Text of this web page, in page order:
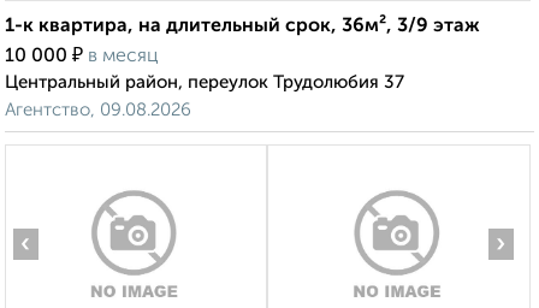
1-к квартира, на длительный срок, 36м², 3/9 этаж
10 000 ₽ в месяц
Центральный район, переулок Трудолюбия 37
Агентство, 09.08.2026
‹ ›